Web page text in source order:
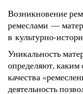
Возникновение
ремеслами —
в культурно-
Уникальность
определяют, каким
качества
деятельность